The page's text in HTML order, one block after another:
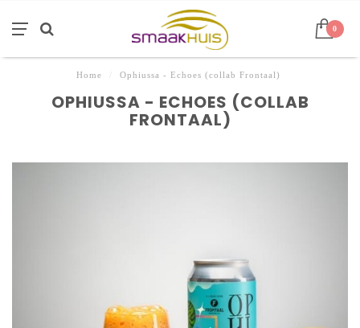
0
Home Ophiussa - Echoes (collab Frontaal)
OPHIUSSA - ECHOES (COLLAB
FRONTAAL)